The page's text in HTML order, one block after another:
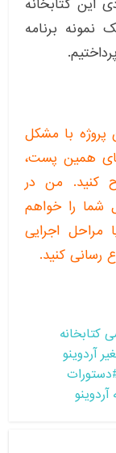
این کتابخانه
نمونه برنامه
پروژه با مشکل
همین پست،
کنید. من در
شما را خواهم
مراحل اجرایی
رسانی کنید.
کتابخانه
آردوینو
دستورات
آردوینو